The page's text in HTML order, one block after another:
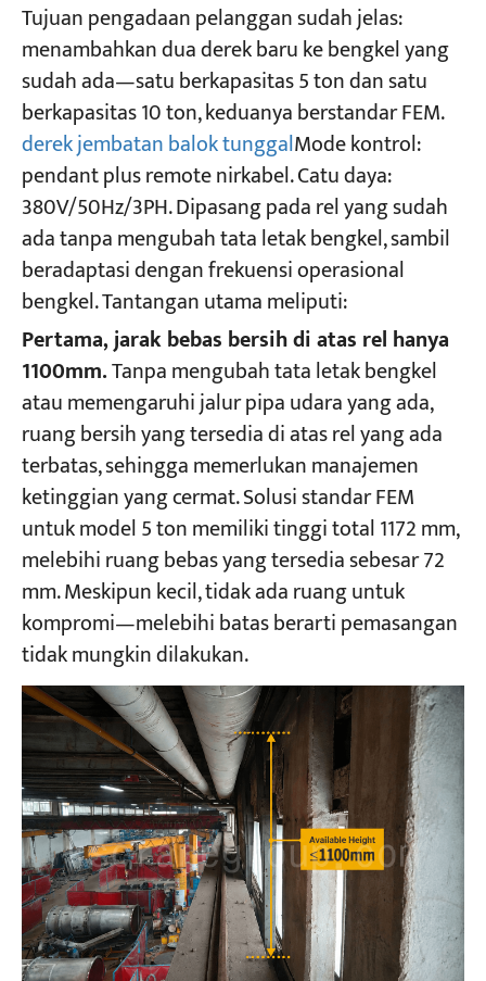
Tujuan pengadaan pelanggan sudah jelas:
menambahkan dua derek baru ke bengkel yang
sudah ada—satu berkapasitas 5 ton dan satu
berkapasitas 10 ton, keduanya berstandar FEM.
derek jembatan balok tunggalMode kontrol:
pendant plus remote nirkabel. Catu daya:
380V/50Hz/3PH. Dipasang pada rel yang sudah
ada tanpa mengubah tata letak bengkel, sambil
beradaptasi dengan frekuensi operasional
bengkel. Tantangan utama meliputi:
Pertama, jarak bebas bersih di atas rel hanya
1100mm.Tanpa mengubah tata letak bengkel
atau memengaruhi jalur pipa udara yang ada,
ruang bersih yang tersedia di atas rel yang ada
terbatas, sehingga memerlukan manajemen
ketinggian yang cermat. Solusi standar FEM
untuk model 5 ton memiliki tinggi total 1172 mm,
melebihi ruang bebas yang tersedia sebesar 72
mm. Meskipun kecil, tidak ada ruang untuk
kompromi—melebihi batas berarti pemasangan
tidak mungkin dilakukan.